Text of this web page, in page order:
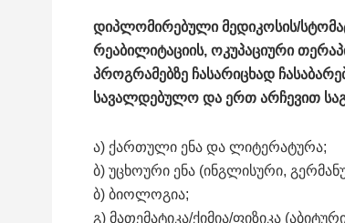
დიპლომირებული მედიკოსის/
რეაბილიტაციის, ოკუპაციური
პროგრამებზე ჩასარიცხად
სავალდებულო და ერთ არჩევით
ა) ქართული ენა და ლიტერატურა;
ბ) უცხოური ენა (ინგლისური,
ბ) ბიოლოგია;
გ) მათემატიკა/ქიმია/ფიზიკა